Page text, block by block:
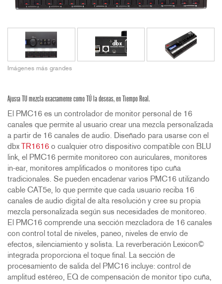
Imágenes más grandes
Ajusta TU mezcla exactamente como TÚ la deseas, en Tiempo Real.
El PMC16 es un controlador de monitor personal de 16
canales que permite al usuario crear una mezcla personalizada
a partir de 16 canales de audio. Diseñado para usarse con el
dbx TR1616 o cualquier otro dispositivo compatible con BLU
link, el PMC16 permite monitoreo con auriculares, monitores
in-ear, monitores amplificados o monitores tipo cuña
tradicionales. Se pueden encadenar varios PMC16 utilizando
cable CAT5e, lo que permite que cada usuario reciba 16
canales de audio digital de alta resolución y cree su propia
mezcla personalizada según sus necesidades de monitoreo.
El PMC16 comprende una sección mezcladora de 16 canales
con control total de niveles, paneo, niveles de envío de
efectos, silenciamiento y solista. La reverberación Lexicon©
integrada proporciona el toque final. La sección de
procesamiento de salida del PMC16 incluye: control de
amplitud estéreo, EQ de compensación de monitor tipo cuña,